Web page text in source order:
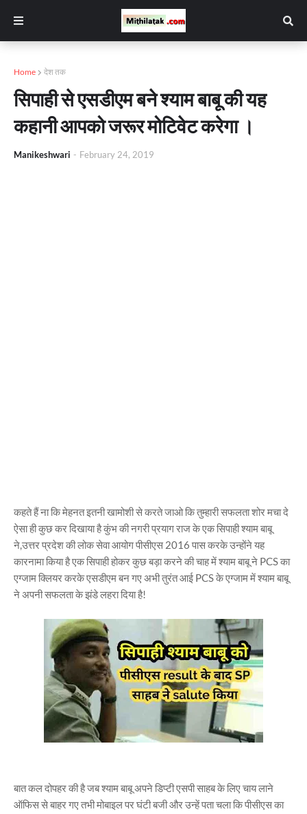
Home देश तक
सिपाही से एसडीएम बने श्याम बाबू की यह
कहानी आपको जरूर मोटिवेट करेगा ।
Manikeshwari - February 24, 2019
कहते हैं ना कि मेहनत इतनी खामोशी से करते जाओ कि तुम्हारी सफलता शोर मचा दे
ऐसा ही कुछ कर दिखाया है कुंभ की नगरी प्रयाग राज के एक सिपाही श्याम बाबू
ने,उत्तर प्रदेश की लोक सेवा आयोग पीसीएस 2016 पास करके उन्होंने यह
कारनामा किया है एक सिपाही होकर कुछ बड़ा करने की चाह में श्याम बाबू ने PCS का
एग्जाम क्लियर करके एसडीएम बन गए अभी तुरंत आई PCS के एग्जाम में श्याम बाबू
ने अपनी सफलता के झंडे लहरा दिया है!
बात कल दोपहर की है जब श्याम बाबू अपने डिप्टी एसपी साहब के लिए चाय लाने
ऑफिस से बाहर गए तभी मोबाइल पर घंटी बजी और उन्हें पता चला कि पीसीएस का